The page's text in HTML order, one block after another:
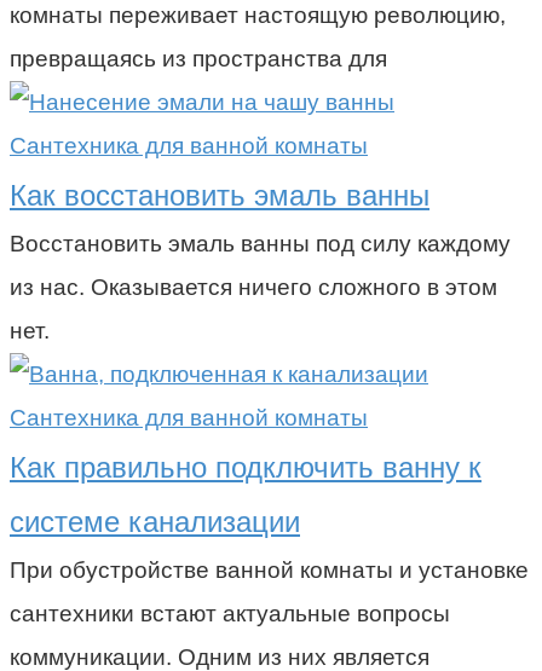
комнаты переживает настоящую революцию,
превращаясь из пространства для
Сантехника для ванной комнаты
Как восстановить эмаль ванны
Восстановить эмаль ванны под силу каждому
из нас. Оказывается ничего сложного в этом
нет.
Сантехника для ванной комнаты
Как правильно подключить ванну к
системе канализации
При обустройстве ванной комнаты и установке
сантехники встают актуальные вопросы
коммуникации. Одним из них является